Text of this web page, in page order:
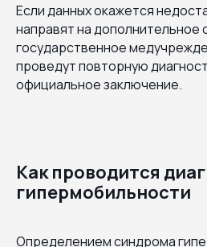
Если данных окажется
направят на дополнительное
государственное
проведут повторную
официальное заключение.
Как проводится
гипермобильности
Определением синдрома